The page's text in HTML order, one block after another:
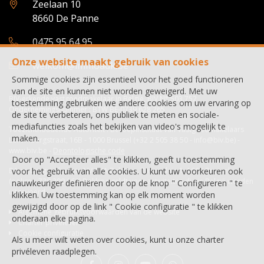
Onze website maakt gebruik van cookies
Sommige cookies zijn essentieel voor het goed functioneren
van de site en kunnen niet worden geweigerd. Met uw
toestemming gebruiken we andere cookies om uw ervaring op
de site te verbeteren, ons publiek te meten en sociale-
mediafuncties zoals het bekijken van video's mogelijk te
maken.
Door op "Accepteer alles" te klikken, geeft u toestemming
voor het gebruik van alle cookies. U kunt uw voorkeuren ook
nauwkeuriger definiëren door op de knop " Configureren " te
klikken. Uw toestemming kan op elk moment worden
gewijzigd door op de link " Cookie configuratie " te klikken
onderaan elke pagina.
Als u meer wilt weten over cookies, kunt u onze charter
privéleven raadplegen.
Zeelaan 10
8660 De Panne
0475 95 64 95
welkom@immoadk.be
BIV-erkende vastgoedmakelaar in België, BIV N° 503.752
Ondernemingsnummer : BTW BE-0739 628 265
Toezichthoudende Autoriteit : Beroepinstituut van Vastgoedmakelaars
Luxemburgstraat, 16B - 1000 Brussel (+32 2 505 38 50 - info@biv.be) -
BA en borgstelling via NV AXA Belgium, Troonplein 1, 1000 Brussel
(polisnr. 730.390.160) Dekking geldt voor activiteiten die in België worden
uitgevoerd
Algemene gebruiksvoorwaarden van de website
Charter privéleven